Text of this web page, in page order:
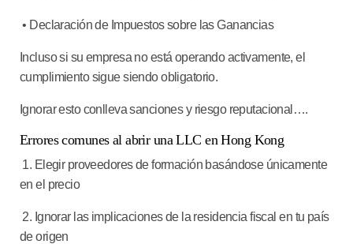
• Declaración de Impuestos sobre las Ganancias
Incluso si su empresa no está operando activamente, el
cumplimiento sigue siendo obligatorio.
Ignorar esto conlleva sanciones y riesgo reputacional….
Errores comunes al abrir una LLC en Hong Kong
1. Elegir proveedores de formación basándose únicamente
en el precio
2. Ignorar las implicaciones de la residencia fiscal en tu país
de origen